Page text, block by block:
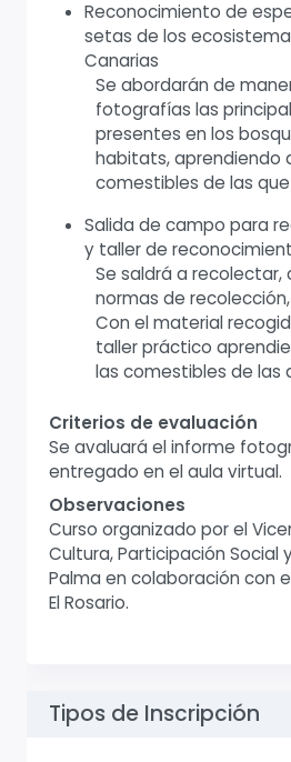
Reconocimiento de
setas de los
Canarias
Se abordarán de
fotografías las
presentes en los
habitats, aprendiendo
comestibles de las que
Salida de campo para
y taller de
Se saldrá a recolectar,
normas de
Con el material
taller práctico
las comestibles de las
Criterios de evaluación
Se avaluará el informe
entregado en el aula virtual.
Observaciones
Curso organizado por el
Cultura, Participación Social
Palma en colaboración con
El Rosario.
Tipos de Inscripción